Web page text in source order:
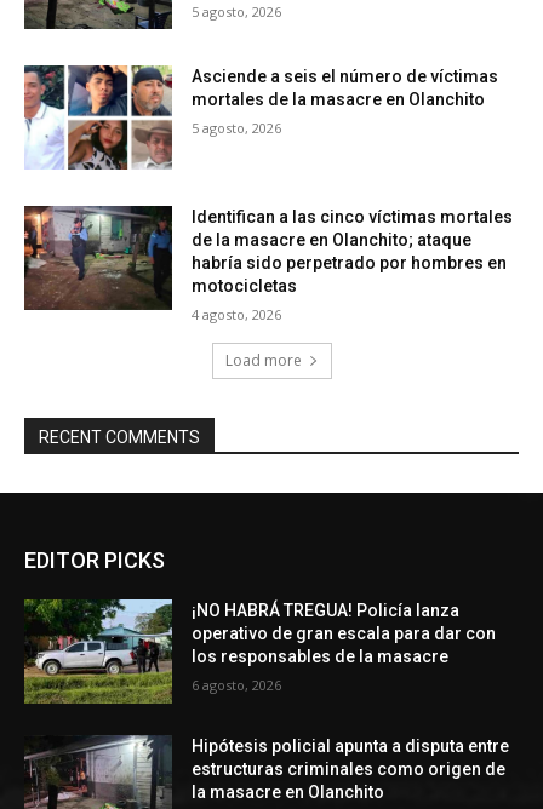
5 agosto, 2026
Asciende a seis el número de víctimas
mortales de la masacre en Olanchito
5 agosto, 2026
Identifican a las cinco víctimas mortales
de la masacre en Olanchito; ataque
habría sido perpetrado por hombres en
motocicletas
4 agosto, 2026
Load more
RECENT COMMENTS
EDITOR PICKS
¡NO HABRÁ TREGUA! Policía lanza
operativo de gran escala para dar con
los responsables de la masacre
6 agosto, 2026
Hipótesis policial apunta a disputa entre
estructuras criminales como origen de
la masacre en Olanchito